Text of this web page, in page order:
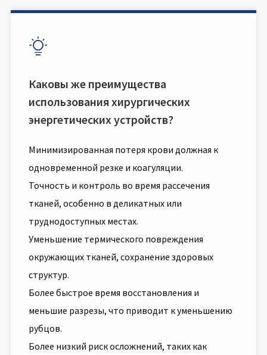

Каковы же преимущества
использования хирургических
энергетических устройств?
Минимизированная потеря крови должная к
одновременной резке и коагуляции.
Точность и контроль во время рассечения
тканей, особенно в деликатных или
труднодоступных местах.
Уменьшение термического повреждения
окружающих тканей, сохранение здоровых
структур.
Более быстрое время восстановления и
меньшие разрезы, что приводит к уменьшению
рубцов.
Более низкий риск осложнений, таких как